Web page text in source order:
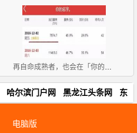
再自命成熟者，也会在「你的名字。」前完败
哈尔滨门户网 黑龙江头条网 东
电脑版